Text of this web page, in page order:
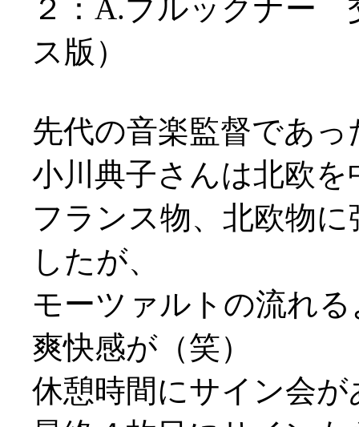
２：A.ブルックナー
ス版）
先代の音楽監督であ
小川典子さんは北欧
フランス物、北欧物
したが、
モーツァルトの流れ
爽快感が（笑）
休憩時間にサイン会